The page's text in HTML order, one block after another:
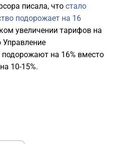
писала, что стало
подорожает на 16
увеличении тарифов на
Управление
на 16% вместо
10-15%.